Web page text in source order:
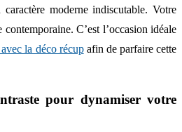
moderne indiscutable. Votre
C’est l’occasion idéale
la déco récupafin de parfaire cette
pour dynamiser votre